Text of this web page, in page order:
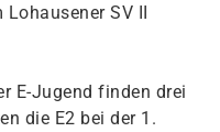
SV II
E-Jugend finden drei
die E2 bei der 1.